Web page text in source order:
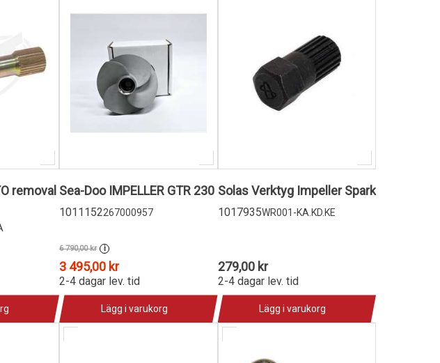
removal
Sea-Doo IMPELLER GTR 230
1011152267000957
6 790,00 kr i
3 495,00 kr
2-4 dagar lev. tid
Lägg i varukorg
Solas Verktyg Impeller Spark
1017935WR001-KA.KD.KE
279,00 kr
2-4 dagar lev. tid
Lägg i varukorg